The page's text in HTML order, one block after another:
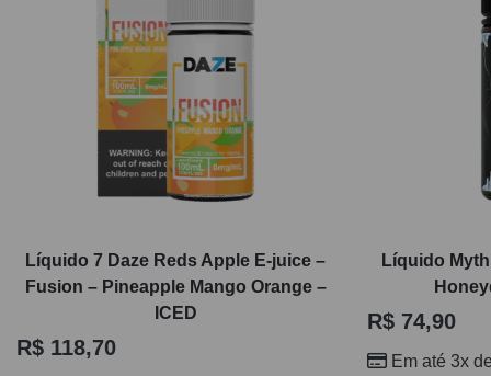
Líquido 7 Daze Reds Apple E-juice –
Fusion – Pineapple Mango Orange –
ICED
R$ 118,70
Líquido
R$ 74,90
Em até 3x